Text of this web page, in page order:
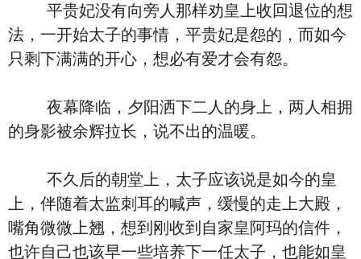
平贵妃没有向旁人那样劝皇上收回退位的想
法，一开始太子的事情，平贵妃是怨的，而如今
只剩下满满的开心，想必有爱才会有怨。
夜幕降临，夕阳洒下二人的身上，两人相拥
的身影被余辉拉长，说不出的温暖。
不久后的朝堂上，太子应该说是如今的皇
上，伴随着太监刺耳的喊声，缓慢的走上大殿，
嘴角微微上翘，想到刚收到自家皇阿玛的信件，
也许自己也该早一些培养下一任太子，也能如皇